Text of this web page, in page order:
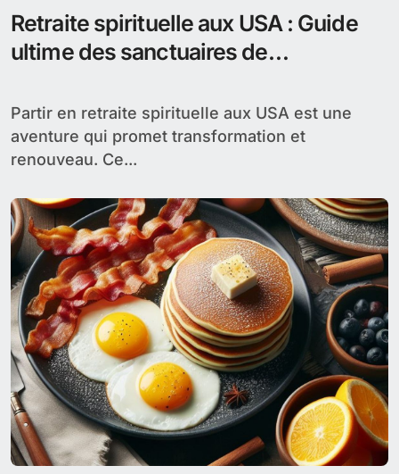
Retraite spirituelle aux USA : Guide
ultime des sanctuaires de
Partir en retraite spirituelle aux USA est une
aventure qui promet transformation et
renouveau. Ce...